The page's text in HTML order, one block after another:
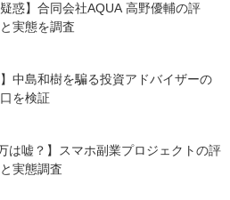
疑惑】合同会社AQUA 高野優輔の評
実態を調査
】中島和樹を騙る投資アドバイザーの
を検証
は嘘？】スマホ副業プロジェクトの評
実態調査